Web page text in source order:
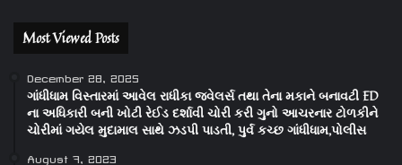
Most Viewed Posts
December 28, 2025
ગાંધીધામ વિસ્તારમાં આવેલ રાધીકા જવેલર્સ તથા તેના મકાને બનાવટી ED
ના અધિકારી બની ખોટી રેઈડ દર્શાવી ચોરી કરી ગુનો આચરનાર ટોળકીને
ચોરીમાં ગયેલ મુદામાલ સાથે ઝડપી પાડતી, પુર્વ કચ્છ ગાંધીધામ,પોલીસ
August 7, 2023